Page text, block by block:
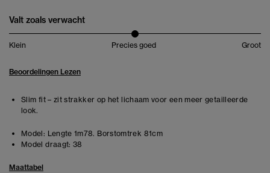
Valt zoals verwacht
Klein Precies goed Groot
Beoordelingen Lezen
Slim fit – zit strakker op het lichaam voor een meer getailleerde
look.
Model: Lengte 1m78. Borstomtrek 81cm
Model draagt: 38
Maattabel